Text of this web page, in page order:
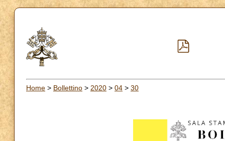
Home > Bollettino > 2020 > 04 > 30